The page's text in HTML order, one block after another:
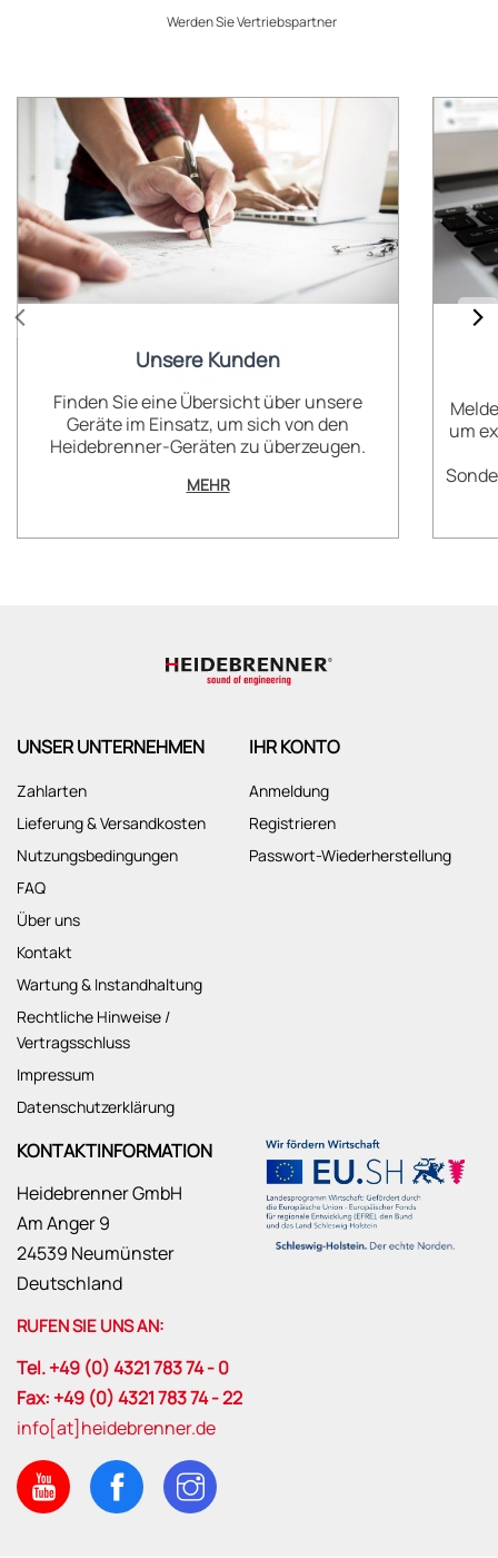
Werden Sie Vertriebspartner
Unsere Kunden
Finden Sie eine Übersicht über unsere
Geräte im Einsatz, um sich von den
Heidebrenner-Geräten zu überzeugen.
MEHR
um
UNSER UNTERNEHMEN
Zahlarten
Lieferung & Versandkosten
Nutzungsbedingungen
FAQ
Über uns
Kontakt
Wartung & Instandhaltung
Rechtliche Hinweise /
Vertragsschluss
Impressum
Datenschutzerklärung
IHR KONTO
Anmeldung
Registrieren
Passwort-Wiederherstellung
KONTAKTINFORMATION
Heidebrenner GmbH
Am Anger 9
24539 Neumünster
Deutschland
RUFEN SIE UNS AN:
Tel. +49 (0) 4321 783 74 - 0
Fax: +49 (0) 4321 783 74 - 22
info[at]heidebrenner.de